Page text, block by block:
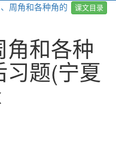
课文目录
周角和各种角的
角和各种
题(宁夏